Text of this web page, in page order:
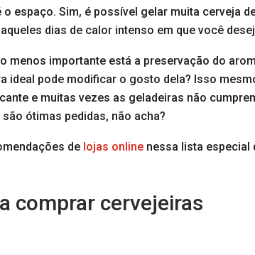
o espaço. Sim, é possível gelar muita cerveja
dias de calor intenso em que você
menos importante está a preservação do
ideal pode modificar o gosto dela? Isso
e muitas vezes as geladeiras não
ótimas pedidas, não acha?
de lojas online nessa lista especial
comprar cervejeiras